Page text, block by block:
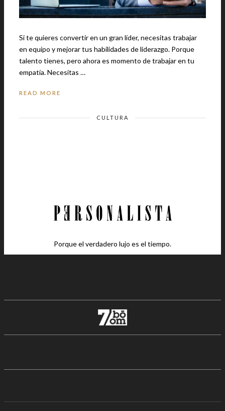
Si te quieres convertir en un gran líder, necesitas trabajar
en equipo y mejorar tus habilidades de liderazgo. Porque
talento tienes, pero ahora es momento de trabajar en tu
empatía. Necesitas …
READ MORE
CULTURA
Porque el verdadero lujo es el tiempo.